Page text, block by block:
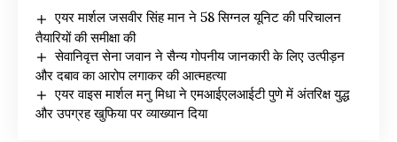
एयर मार्शल जसवीर सिंह मान ने 58 सिग्नल यूनिट की परिचालन
तैयारियों की समीक्षा की
सेवानिवृत्त सेना जवान ने सैन्य गोपनीय जानकारी के लिए उत्पीड़न
और दबाव का आरोप लगाकर की आत्महत्या
एयर वाइस मार्शल मनु मिधा ने एमआईएलआईटी पुणे में अंतरिक्ष युद्ध
और उपग्रह खुफिया पर व्याख्यान दिया